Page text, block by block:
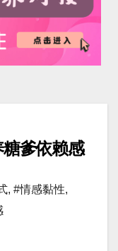
爹依赖感
, #情感黏性,